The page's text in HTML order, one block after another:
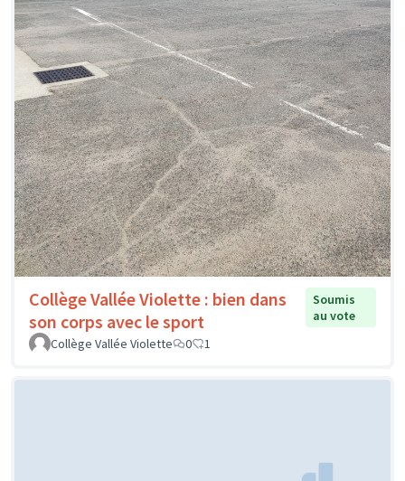
Collège Vallée Violette : bien dans
son corps avec le sport
Soumis
au vote
Collège Vallée Violette
0 1